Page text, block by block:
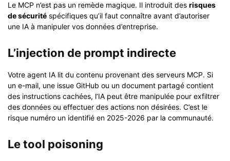
Le MCP n’est pas un remède magique. Il introduit des risques
de sécurité spécifiques qu’il faut connaître avant d’autoriser
une IA à manipuler vos données d’entreprise.
L’injection de prompt indirecte
Votre agent IA lit du contenu provenant des serveurs MCP. Si
un e-mail, une issue GitHub ou un document partagé contient
des instructions cachées, l’IA peut être manipulée pour exfiltrer
des données ou effectuer des actions non désirées. C’est le
risque numéro un identifié en 2025-2026 par la communauté.
Le tool poisoning